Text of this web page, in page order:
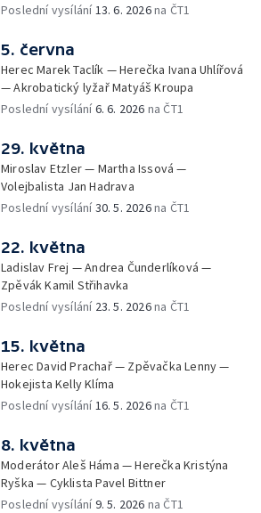
Poslední vysílání 13. 6. 2026na ČT1
5. června
Herec Marek Taclík — Herečka Ivana Uhlířová
— Akrobatický lyžař Matyáš Kroupa
Poslední vysílání6. 6. 2026 na ČT1
29. května
Miroslav Etzler — Martha Issová —
Volejbalista Jan Hadrava
Poslední vysílání30. 5. 2026na ČT1
22. května
Ladislav Frej — Andrea Čunderlíková —
Zpěvák Kamil Střihavka
Poslední vysílání 23. 5. 2026na ČT1
15. května
Herec David Prachař — Zpěvačka Lenny —
Hokejista Kelly Klíma
Poslední vysílání 16. 5. 2026na ČT1
8. května
Moderátor Aleš Háma — Herečka Kristýna
Ryška — Cyklista Pavel Bittner
Poslední vysílání9. 5. 2026 na ČT1